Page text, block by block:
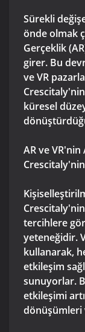
Sürekli
önde olmak
Gerçeklik
girer. Bu
ve VR
küresel
AR ve VR'nin
tercihlere
yeteneğidir.
kullanarak,
etkileşim
sunuyorlar.
etkileşimi
dönüşümleri